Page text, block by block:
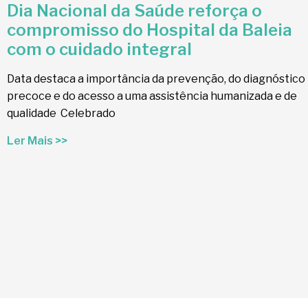
Dia Nacional da Saúde reforça o
compromisso do Hospital da Baleia
com o cuidado integral
Data destaca a importância da prevenção, do diagnóstico
precoce e do acesso a uma assistência humanizada e de
qualidade Celebrado
Ler Mais >>